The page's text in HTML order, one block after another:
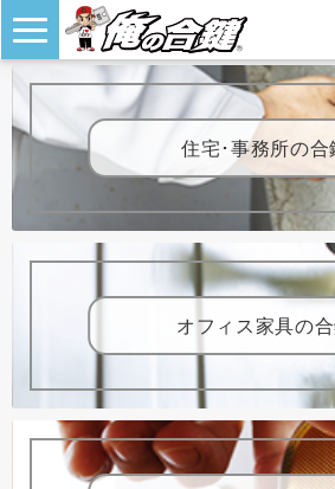
住宅･事務所の合
オフィス家具の